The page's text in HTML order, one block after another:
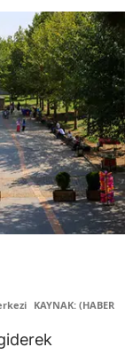
KAYNAK: (HABER